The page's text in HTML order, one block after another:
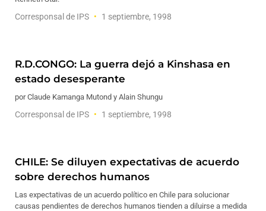
Corresponsal de IPS 1 septiembre, 1998
R.D.CONGO: La guerra dejó a Kinshasa en
estado desesperante
por Claude Kamanga Mutond y Alain Shungu
Corresponsal de IPS 1 septiembre, 1998
CHILE: Se diluyen expectativas de acuerdo
sobre derechos humanos
Las expectativas de un acuerdo político en Chile para solucionar
causas pendientes de derechos humanos tienden a diluirse a medida